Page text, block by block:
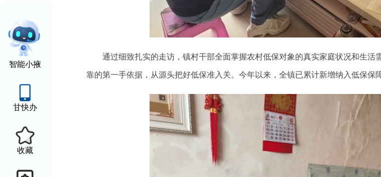
智能小掖
甘快办
收藏
通过细致扎实的走访，镇村干部全面掌握农村低保对象的真实家庭状况和生
靠的第一手依据，从源头把好低保准入关。今年以来，全镇已累计新增纳入低保保